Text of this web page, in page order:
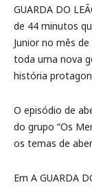
GUARDA DO
de 44 minutos
Junior no mês
toda uma nova
história
O episódio de
do grupo “Os
os temas de
Em A GUARDA